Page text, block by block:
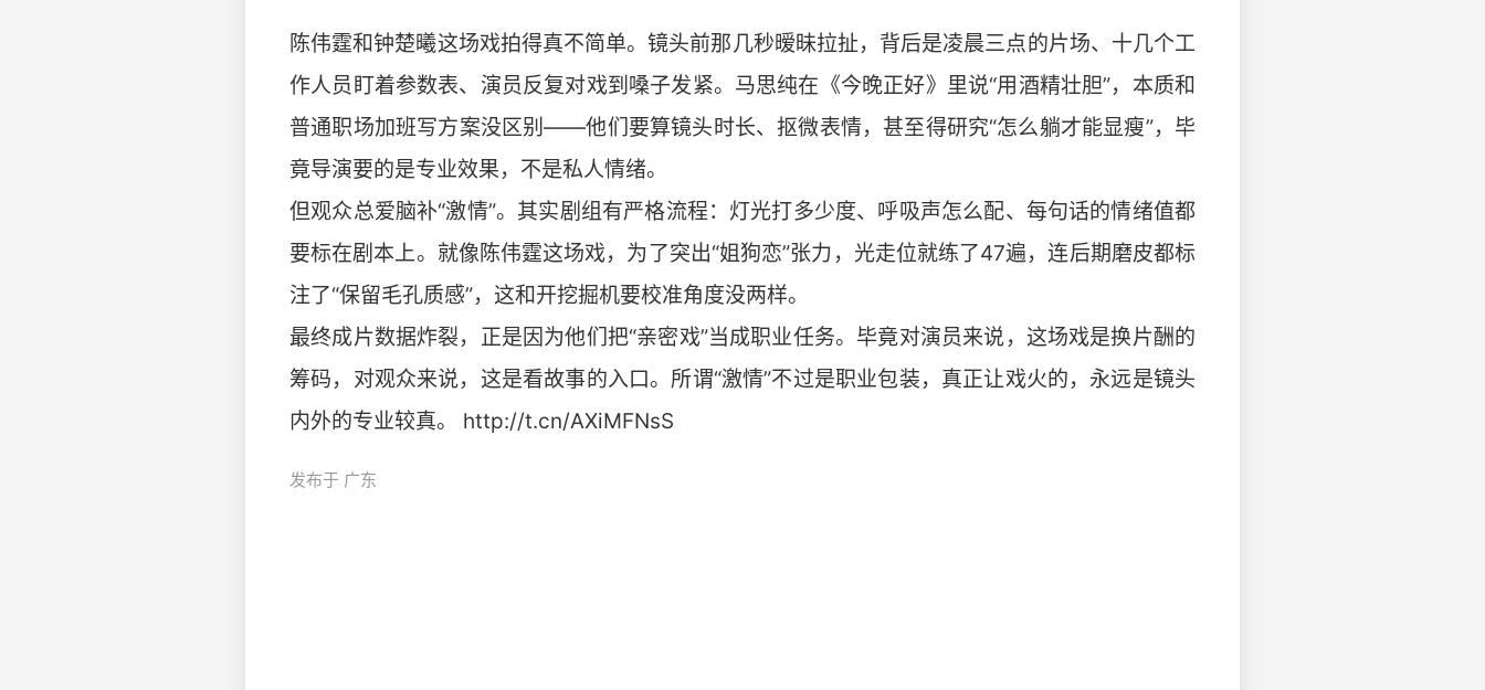
陈伟霆和钟楚曦这场戏拍得真不简单。镜头前那几秒暧昧拉扯，背后是凌晨三点的片场、十几个工
作人员盯着参数表、演员反复对戏到嗓子发紧。马思纯在《今晚正好》里说“用酒精壮胆”，本质和
普通职场加班写方案没区别——他们要算镜头时长、抠微表情，甚至得研究“怎么躺才能显瘦”，毕
竟导演要的是专业效果，不是私人情绪。
但观众总爱脑补“激情”。其实剧组有严格流程：灯光打多少度、呼吸声怎么配、每句话的情绪值都
要标在剧本上。就像陈伟霆这场戏，为了突出“姐狗恋”张力，光走位就练了47遍，连后期磨皮都标
注了“保留毛孔质感”，这和开挖掘机要校准角度没两样。
最终成片数据炸裂，正是因为他们把“亲密戏”当成职业任务。毕竟对演员来说，这场戏是换片酬的
筹码，对观众来说，这是看故事的入口。所谓“激情”不过是职业包装，真正让戏火的，永远是镜头
内外的专业较真。 http://t.cn/AXiMFNsS
发布于 广东